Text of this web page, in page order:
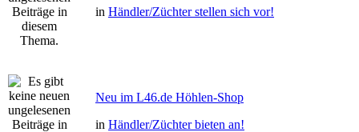
in Händler/Züchter stellen sich vor!
Neu im L46.de Höhlen-Shop
in Händler/Züchter bieten an!